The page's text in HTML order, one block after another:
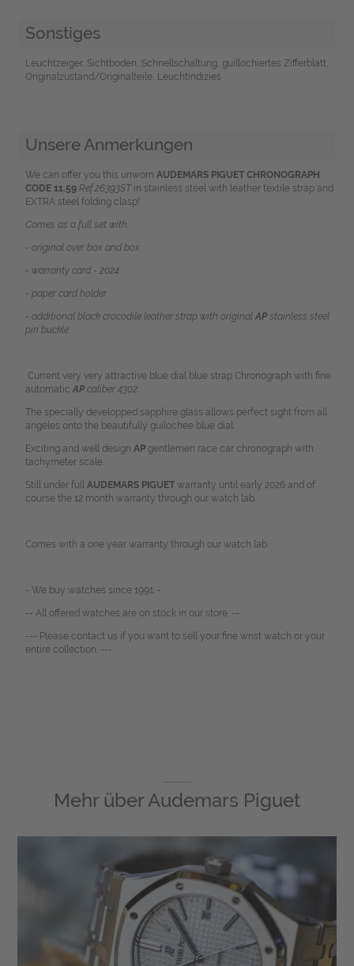
Sonstiges
Leuchtzeiger, Sichtboden, Schnellschaltung, guillochiertes Zifferblatt,
Originalzustand/Originalteile, Leuchtindizies
Unsere Anmerkungen
We can offer you this unworn AUDEMARS PIGUET CHRONOGRAPH
CODE 11.59 Ref.26393STin stainless steel with leather textile strap and
EXTRA steel folding clasp!
Comes as a full set with:
- original over box and box
- warranty card - 2024
- paper card holder
- additional black crocodile leather strap with original APstainless steel
pin buckle
Current very very attractive blue dial blue strap Chronograph with fine
automatic APcaliber 4302.
The specially developped sapphire glass allows perfect sight from all
angeles onto the beautifully guilochee blue dial.
Exciting and well design APgentlemen race car chronograph with
tachymeter scale.
Still under full AUDEMARS PIGUETwarranty until early 2026 and of
course the 12 month warranty through our watch lab.
Comes with a one year warranty through our watch lab.
- We buy watches since 1991. -
-- All offered watches are on stock in our store. --
--- Please contact us if you want to sell your fine wrist watch or your
entire collection. ---
Mehr überAudemars Piguet